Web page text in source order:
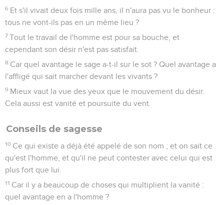
6 Et s'il vivait deux fois mille ans, il n'aura pas vu le bonheur :
tous ne vont-ils pas en un même lieu ?
7 Tout le travail de l'homme est pour sa bouche, et
cependant son désir n'est pas satisfait.
8 Car quel avantage le sage a-t-il sur le sot ? Quel avantage a
l'affligé qui sait marcher devant les vivants ?
9 Mieux vaut la vue des yeux que le mouvement du désir.
Cela aussi est vanité et poursuite du vent.
Conseils de sagesse
10 Ce qui existe a déjà été appelé de son nom ; et on sait ce
qu'est l'homme, et qu'il ne peut contester avec celui qui est
plus fort que lui.
11 Car il y a beaucoup de choses qui multiplient la vanité :
quel avantage en a l'homme ?